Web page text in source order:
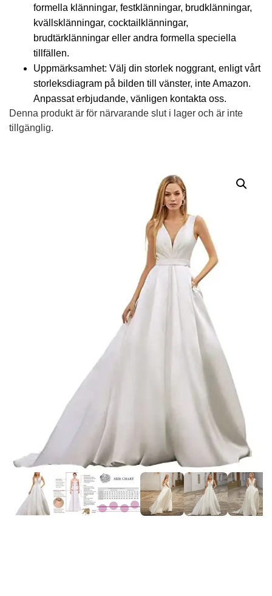
formella klänningar, festklänningar, brudklänningar,
kvällsklänningar, cocktailklänningar,
brudtärklänningar eller andra formella speciella
tillfällen.
Uppmärksamhet: Välj din storlek noggrant, enligt vårt
storleksdiagram på bilden till vänster, inte Amazon.
Anpassat erbjudande, vänligen kontakta oss.
Denna produkt är för närvarande slut i lager och är inte
tillgänglig.